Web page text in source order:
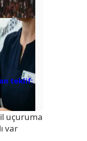
teklif:
uçuruma
var